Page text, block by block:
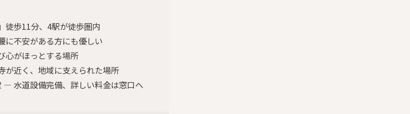
歩11分、4駅が徒歩圏内
不安がある方にも優しい
心がほっとする場所
近く、地域に支えられた場所
— 水道設備完備、詳しい料金は窓口へ